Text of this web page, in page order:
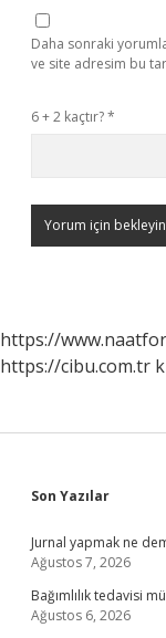
Daha sonraki
ve site adresim bu
6 + 2 kaçtır?*
https://
https://cibu.com.tr
Sidebar
Son Yazılar
Jurnal yapmak ne
Ağustos 7, 2026
Bağımlılık tedavisi
Ağustos 6, 2026